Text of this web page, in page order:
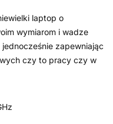
laptop o
wymiarom i wadze
zapewniając
czy to pracy czy w